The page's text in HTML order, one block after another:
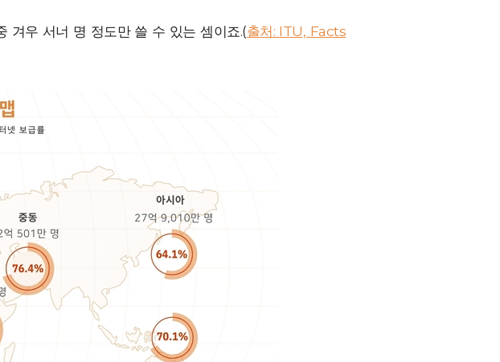
겨우 서너 명 정도만 쓸 수 있는 셈이죠.(출처: ITU, Facts